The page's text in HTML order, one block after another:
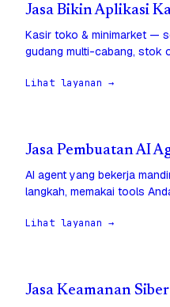
Jasa Bikin Aplikasi
Kasir toko & minimarket —
gudang multi-cabang, stok
Lihat layanan →
Jasa Pembuatan AI
AI agent yang bekerja
langkah, memakai tools
Lihat layanan →
Jasa Keamanan